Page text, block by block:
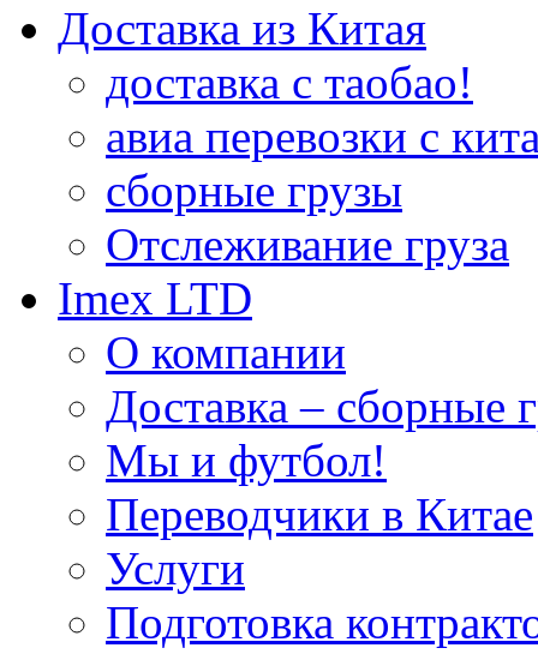
Доставка из Китая
доставка с таобао!
авиа перевозки с
сборные грузы
Отслеживание груза
Imex LTD
О компании
Доставка – сборные
Мы и футбол!
Переводчики в Китае
Услуги
Подготовка